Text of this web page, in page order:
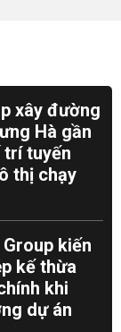
xây đường
Hà gần
trí tuyến
thị chạy
kiến
kế thừa
khi
dự án